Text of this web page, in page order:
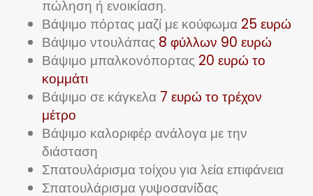
πώληση ή ενοικίαση.
Βάψιμο πόρτας μαζί με κούφωμα 25 ευρώ
Βάψιμο ντουλάπας 8 φύλλων 90 ευρώ
Βάψιμο μπαλκονόπορτας 20 ευρώ το
κομμάτι
Βάψιμο σε κάγκελα 7 ευρώ το τρέχον
μέτρο
Βάψιμο καλοριφέρ ανάλογα με την
διάσταση
Σπατουλάρισμα τοίχου για λεία επιφάνεια
Σπατουλάρισμα γυψοσανίδας